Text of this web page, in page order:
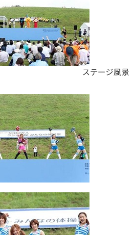
ステージ風景